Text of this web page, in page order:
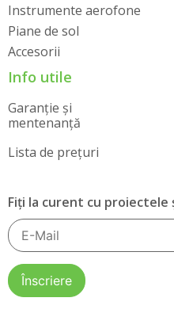
Instrumente aerofone
Piane de sol
Accesorii
Info utile
Garanție și
mentenanță
Lista de prețuri
Fiți la curent cu